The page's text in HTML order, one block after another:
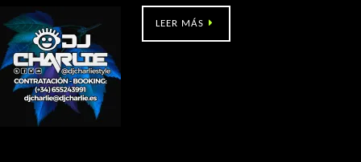
LEER MÁS